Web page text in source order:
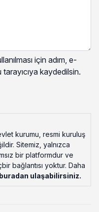
için adım, e-
kaydedilsin.
kurumu, resmi kuruluş
Sitemiz, yalnızca
bir platformdur ve
bağlantısı yoktur. Daha
buradan ulaşabilirsiniz.